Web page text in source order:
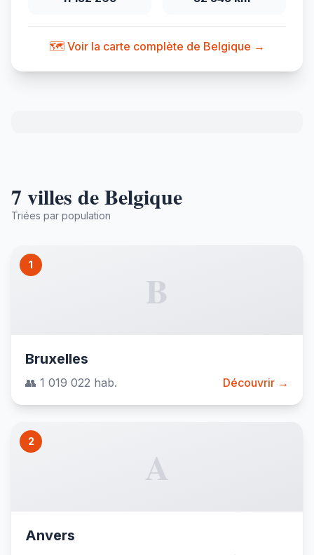
🗺️ Voir la carte complète de Belgique →
7 villes de Belgique
Triées par population
1
B
Bruxelles
👥 1 019 022 hab. Découvrir →
2
A
Anvers